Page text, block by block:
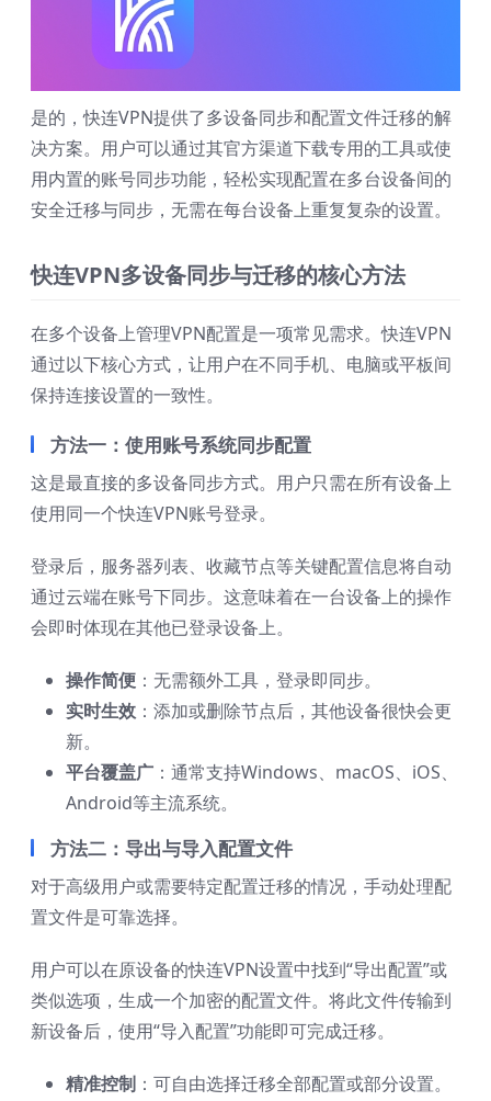
是的，快连VPN提供了多设备同步和配置文件迁移的解
决方案。用户可以通过其官方渠道下载专用的工具或使
用内置的账号同步功能，轻松实现配置在多台设备间的
安全迁移与同步，无需在每台设备上重复复杂的设置。
快连VPN多设备同步与迁移的核心方法
在多个设备上管理VPN配置是一项常见需求。快连VPN
通过以下核心方式，让用户在不同手机、电脑或平板间
保持连接设置的一致性。
方法一：使用账号系统同步配置
这是最直接的多设备同步方式。用户只需在所有设备上
使用同一个快连VPN账号登录。
登录后，服务器列表、收藏节点等关键配置信息将自动
通过云端在账号下同步。这意味着在一台设备上的操作
会即时体现在其他已登录设备上。
操作简便 ：无需额外工具，登录即同步。
实时生效 ：添加或删除节点后，其他设备很快会更
新。
平台覆盖广 ：通常支持Windows、macOS、iOS、
Android等主流系统。
方法二：导出与导入配置文件
对于高级用户或需要特定配置迁移的情况，手动处理配
置文件是可靠选择。
用户可以在原设备的快连VPN设置中找到“导出配置”或
类似选项，生成一个加密的配置文件。将此文件传输到
新设备后，使用“导入配置”功能即可完成迁移。
精准控制 ：可自由选择迁移全部配置或部分设置。